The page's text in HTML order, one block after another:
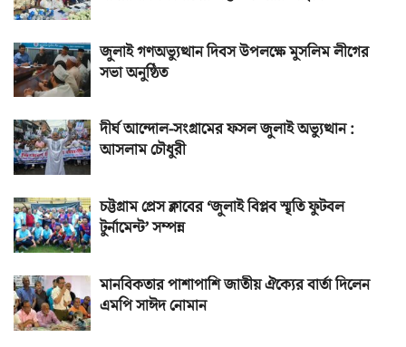
জুলাই গণঅভ্যুত্থান দিবস উপলক্ষে মুসলিম লীগের
সভা অনুষ্ঠিত
দীর্ঘ আন্দোল-সংগ্রামের ফসল জুলাই অভ্যুত্থান :
আসলাম চৌধুরী
চট্টগ্রাম প্রেস ক্লাবের ‘জুলাই বিপ্লব স্মৃতি ফুটবল
টুর্নামেন্ট’ সম্পন্ন
মানবিকতার পাশাপাশি জাতীয় ঐক্যের বার্তা দিলেন
এমপি সাঈদ নোমান